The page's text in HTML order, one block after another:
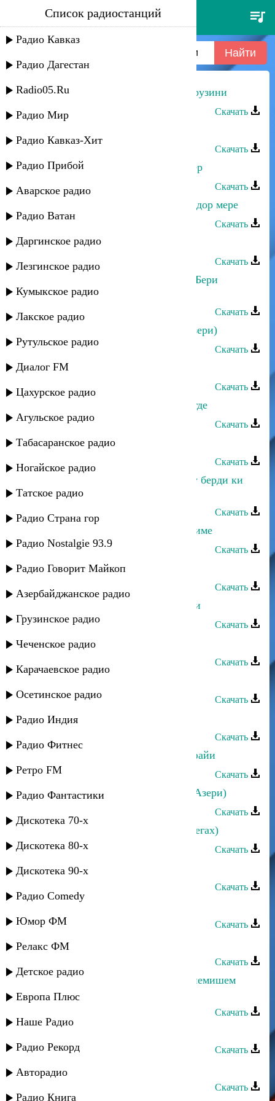
йоси бен йохай - илохим пендж
рузини
Список радиостанций
Радио Кавказ
Радио Дагестан
Radio05.Ru
Радио Мир
Радио Кавказ-Хит
Радио Прибой
Аварское радио
Радио Ватан
Даргинское радио
Лезгинское радио
Кумыкское радио
Лакское радио
Рутульское радио
Диалог FM
Цахурское радио
Агульское радио
Табасаранское радио
Ногайское радио
Татское радио
Радио Страна гор
Радио Nostalgie 93.9
Радио Говорит Майкоп
Азербайджанское радио
Грузинское радио
Чеченское радио
Карачаевское радио
Осетинское радио
Радио Индия
Радио Фитнес
Ретро FM
Радио Фантастики
Дискотека 70-х
Дискотека 80-х
Дискотека 90-х
Радио Comedy
Юмор ФМ
Релакс ФМ
Детское радио
Европа Плюс
Наше Радио
Радио Рекорд
Авторадио
Радио Книга
Йоси бен Йохай - Илохим Пендж рузини
Скачать
Скачать
Йоси бен Йохай - Фурмунди духтер
Скачать
Йоси бен Йохай - Йе куш мере,йу дор мере
Скачать
Йоси бен Йохай - Исроил
Скачать
Йоси бен Йохай - Имохой оморей Бери
Дулмере
Скачать
Йоси бен Йохай - Иле (Мугам) (Азери)
Скачать
Йоси бен Йохай - Енту имбушу
Скачать
Йоси бен Йохай - Екес чу кори Бегде
Скачать
Йоси бен Йохай - Ей дост (Мугам)
Скачать
Йоси бен Йохай - Ези Дунйо ки чу берди ки
Шелму
Скачать
Йоси бен Йохай - Духтири севдикиме
Скачать
Йоси бен Йохай - Духтер иврити
Скачать
Йоси бен Йохай - Духтер Дербенди
Скачать
Йоси бен Йохай - Духтер гонши
Скачать
Скачать
Йоси бен Йохай - Свадьба
Скачать
Йоси бен Йохай - Духдерхой Хайфайи
Скачать
Йоси бен Йохай - Дели Джейран (Азери)
Скачать
Йоси бен Йохай - Дедей (Мугам Сегах)
Скачать
Йоси бен Йохай - Дедей (Мугам)
Скачать
Йоси бен Йохай - Дедей
Скачать
Йоси бен Йохай - Гурбу кердом
Скачать
Йоси бен Йохай - Гулум сени нейнемишем
(Азери)
Скачать
Йоси бен Йохай - Гибе
Скачать
Йоси бен Йохай - Ветенимдир
Скачать